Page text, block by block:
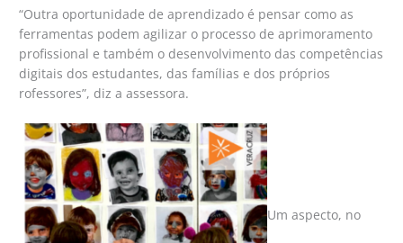
“Outra oportunidade de aprendizado é pensar como as
ferramentas podem agilizar o processo de aprimoramento
profissional e também o desenvolvimento das competências
digitais dos estudantes, das famílias e dos próprios
rofessores”, diz a assessora.
Um aspecto, no